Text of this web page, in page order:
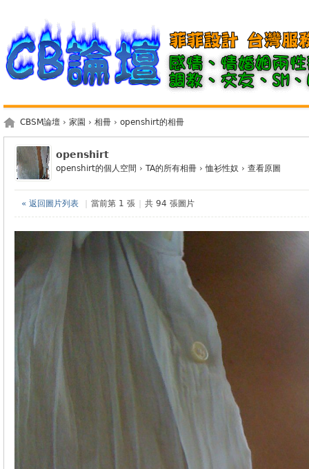
CBSM論壇 › 家園 › 相冊 › openshirt的相冊
openshirt
openshirt的個人空間 › TA的所有相冊 ›恤衫性奴 › 查看原圖
« 返回圖片列表 當前第 1 張 共 94 張圖片